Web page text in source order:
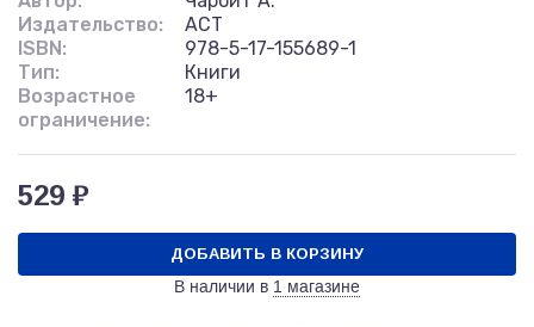
Издательство:
АСТ
ISBN:
978-5-17-155689-1
Тип:
Книги
Возрастное
ограничение:
18+
529 ₽
ДОБАВИТЬ В КОРЗИНУ
В наличии в 1 магазине